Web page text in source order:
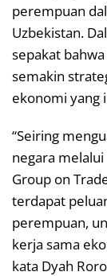
perempuan
Uzbekistan.
sepakat
semakin
ekonomi yang
“Seiring
negara
Group on
terdapat
perempuan,
kerja sama
kata Dyah